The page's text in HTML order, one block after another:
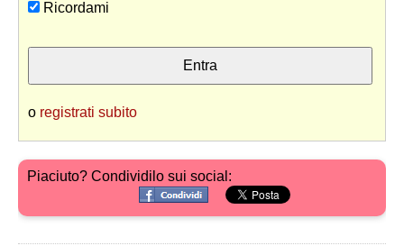
Ricordami
o registrati subito
Piaciuto? Condividilo sui social: